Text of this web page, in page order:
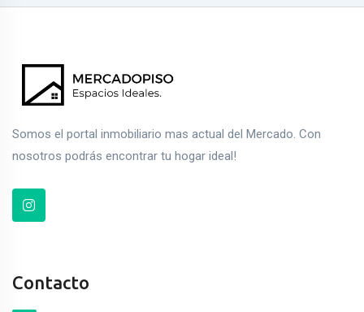
Somos el portal inmobiliario mas actual del Mercado. Con
nosotros podrás encontrar tu hogar ideal!
Contacto